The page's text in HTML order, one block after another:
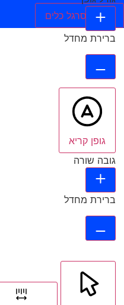
הסתר סרגל כלים
ברירת מחדל
גופן קריא
גובה שורה
ברירת מחדל